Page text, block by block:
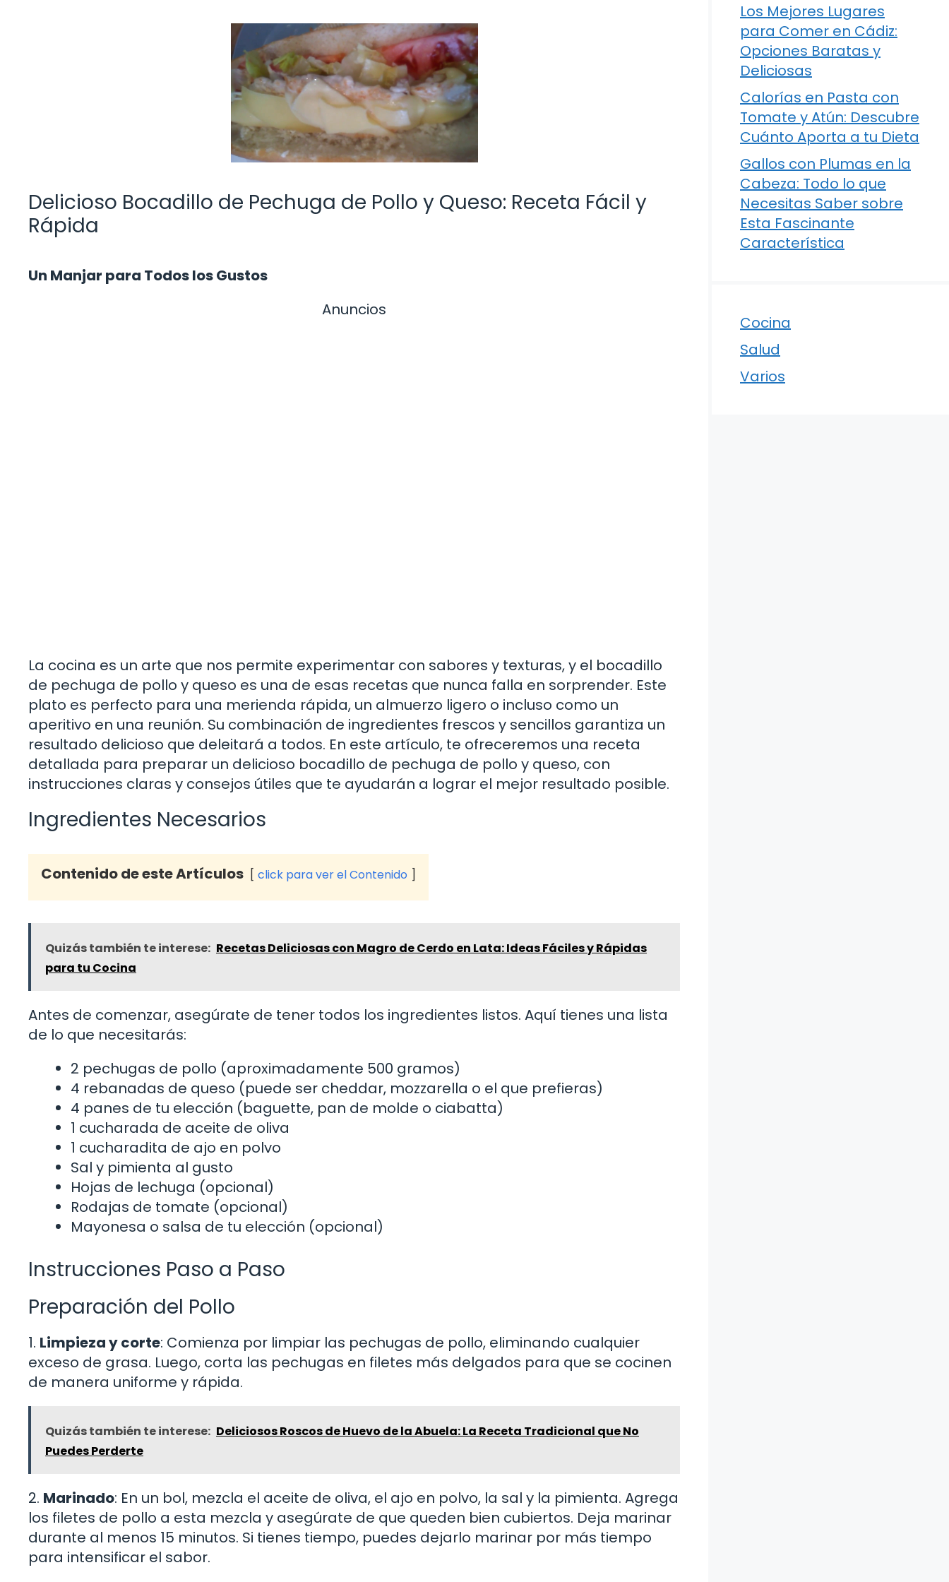
Delicioso Bocadillo de Pechuga de Pollo y Queso: Receta Fácil y
Rápida
Un Manjar para Todos los Gustos
Anuncios
La cocina es un arte que nos permite experimentar con sabores y texturas, y el bocadillo
de pechuga de pollo y queso es una de esas recetas que nunca falla en sorprender. Este
plato es perfecto para una merienda rápida, un almuerzo ligero o incluso como un
aperitivo en una reunión. Su combinación de ingredientes frescos y sencillos garantiza un
resultado delicioso que deleitará a todos. En este artículo, te ofreceremos una receta
detallada para preparar un delicioso bocadillo de pechuga de pollo y queso, con
instrucciones claras y consejos útiles que te ayudarán a lograr el mejor resultado posible.
Ingredientes Necesarios
Contenido de este Artículos click para ver el Contenido
Quizás también te interese: Recetas Deliciosas con Magro de Cerdo en Lata: Ideas Fáciles y Rápidas
para tu Cocina
Antes de comenzar, asegúrate de tener todos los ingredientes listos. Aquí tienes una lista
de lo que necesitarás:
2 pechugas de pollo (aproximadamente 500 gramos)
4 rebanadas de queso (puede ser cheddar, mozzarella o el que prefieras)
4 panes de tu elección (baguette, pan de molde o ciabatta)
1 cucharada de aceite de oliva
1 cucharadita de ajo en polvo
Sal y pimienta al gusto
Hojas de lechuga (opcional)
Rodajas de tomate (opcional)
Mayonesa o salsa de tu elección (opcional)
Instrucciones Paso a Paso
Preparación del Pollo
1. Limpieza y corte: Comienza por limpiar las pechugas de pollo, eliminando cualquier
exceso de grasa. Luego, corta las pechugas en filetes más delgados para que se cocinen
de manera uniforme y rápida.
Quizás también te interese: Deliciosos Roscos de Huevo de la Abuela: La Receta Tradicional que No
Puedes Perderte
2. Marinado: En un bol, mezcla el aceite de oliva, el ajo en polvo, la sal y la pimienta. Agrega
los filetes de pollo a esta mezcla y asegúrate de que queden bien cubiertos. Deja marinar
durante al menos 15 minutos. Si tienes tiempo, puedes dejarlo marinar por más tiempo
para intensificar el sabor.
Los Mejores Lugares
para Comer en Cádiz:
Opciones Baratas y
Deliciosas
Calorías en Pasta con
Tomate y Atún: Descubre
Cuánto Aporta a tu Dieta
Gallos con Plumas en la
Cabeza: Todo lo que
Necesitas Saber sobre
Esta Fascinante
Característica
Cocina
Salud
Varios